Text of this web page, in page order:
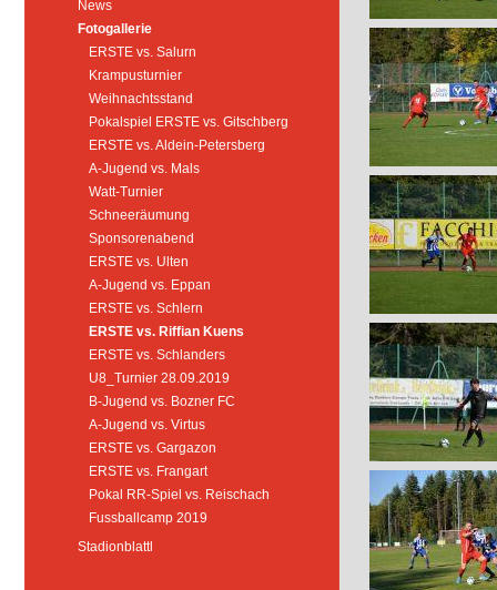
News
Fotogallerie
ERSTE vs. Salurn
Krampusturnier
Weihnachtsstand
Pokalspiel ERSTE vs. Gitschberg
ERSTE vs. Aldein-Petersberg
A-Jugend vs. Mals
Watt-Turnier
Schneeräumung
Sponsorenabend
ERSTE vs. Ulten
A-Jugend vs. Eppan
ERSTE vs. Schlern
ERSTE vs. Riffian Kuens
ERSTE vs. Schlanders
U8_Turnier 28.09.2019
B-Jugend vs. Bozner FC
A-Jugend vs. Virtus
ERSTE vs. Gargazon
ERSTE vs. Frangart
Pokal RR-Spiel vs. Reischach
Fussballcamp 2019
Stadionblattl